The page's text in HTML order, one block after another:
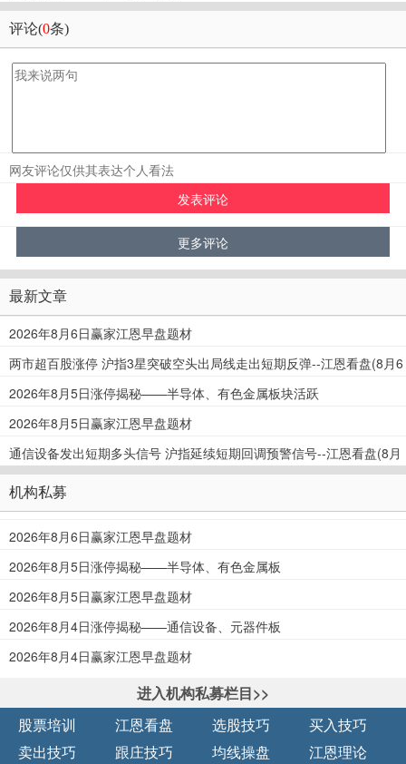
评论(0条)
网友评论仅供其表达个人看法
最新文章
2026年8月6日赢家江恩早盘题材
两市超百股涨停 沪指3星突破空头出局线走出短期反弹--江恩看盘(8月6
2026年8月5日涨停揭秘——半导体、有色金属板块活跃
2026年8月5日赢家江恩早盘题材
通信设备发出短期多头信号 沪指延续短期回调预警信号--江恩看盘(8月
5日)
机构私募
2026年8月6日赢家江恩早盘题材
2026年8月5日涨停揭秘——半导体、有色金属板
2026年8月5日赢家江恩早盘题材
2026年8月4日涨停揭秘——通信设备、元器件板
2026年8月4日赢家江恩早盘题材
进入机构私募栏目>>
股票培训 江恩看盘 选股技巧
买入技巧
卖出技巧
跟庄技巧 均线操盘 江恩理论